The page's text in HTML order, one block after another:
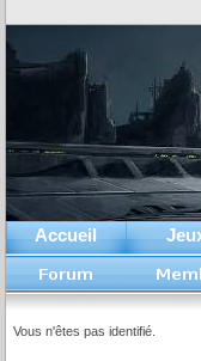
Accueil
Vous n'êtes pas identifié.